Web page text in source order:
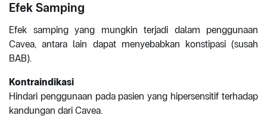
Efek Samping
Efek samping yang mungkin terjadi dalam penggunaan
Cavea, antara lain dapat menyebabkan konstipasi (susah
BAB).
Kontraindikasi
Hindari penggunaan pada pasien yang hipersensitif terhadap
kandungan dari Cavea.